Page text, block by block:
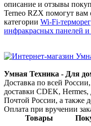
описание и отзывы
Terneo RZX помогут вам
категории Wi-Fi-
инфракрасных панелей и
Умная Техника - Для
Доставка по всей
доставки CDEK,
Почтой России, а также
Оплата при вручении
Товары